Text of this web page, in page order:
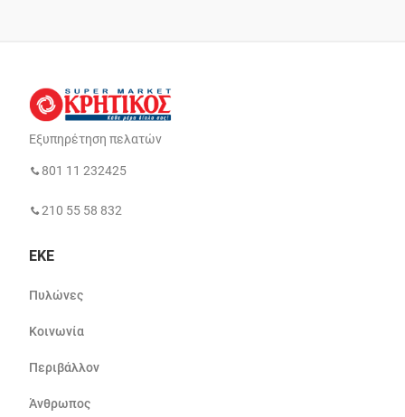
Εξυπηρέτηση πελατών
801 11 232425
210 55 58 832
ΕΚΕ
Πυλώνες
Κοινωνία
Περιβάλλον
Άνθρωπος